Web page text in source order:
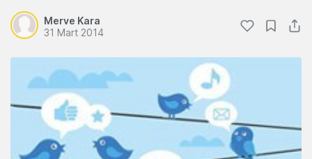
Merve Kara
31 Mart 2014